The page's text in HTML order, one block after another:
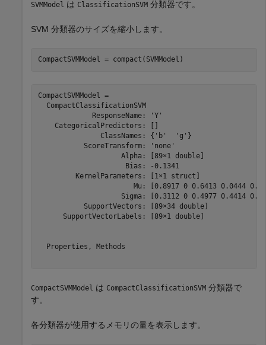
SVMModel は ClassificationSVM 分類器です。
SVM 分類器のサイズを縮小します。
CompactSVMModel = compact(SVMModel)
CompactSVMModel =
  CompactClassificationSVM
             ResponseName: 'Y'
    CategoricalPredictors: []
               ClassNames: {'b'  'g'}
           ScoreTransform: 'none'
                    Alpha: [89×1 double]
                     Bias: -0.1341
         KernelParameters: [1×1 struct]
Mu: [0.8917 0 0.6413 0.0444
Sigma: [0.3112 0 0.4977 0.4414
           SupportVectors: [89×34 double]
      SupportVectorLabels: [89×1 double]
  Properties, Methods
CompactSVMModel は CompactClassificationSVM 分類器で
す。
各分類器が使用するメモリの量を表示します。